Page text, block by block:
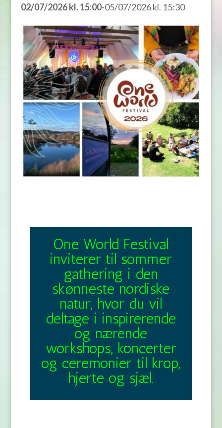
02/07/2026 kl. 15:00-05/07/2026 kl. 15:30
One World Festival
inviterer til sommer
gathering i den
skønneste nordiske
natur, hvor du vil
deltage i inspirerende
og nærende
workshops, koncerter
og ceremonier til krop,
hjerte og sjæl.